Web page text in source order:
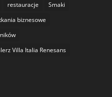
restauracje
Smaki
biznesowe
Villa Italia Renesans